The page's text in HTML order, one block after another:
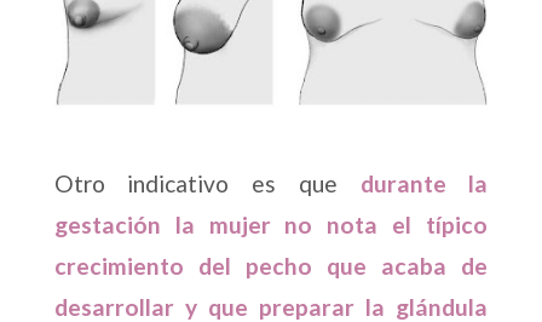
Otro indicativo es que durante la
gestación la mujer no nota el típico
crecimiento del pecho que acaba de
desarrollar y que preparar la glándula